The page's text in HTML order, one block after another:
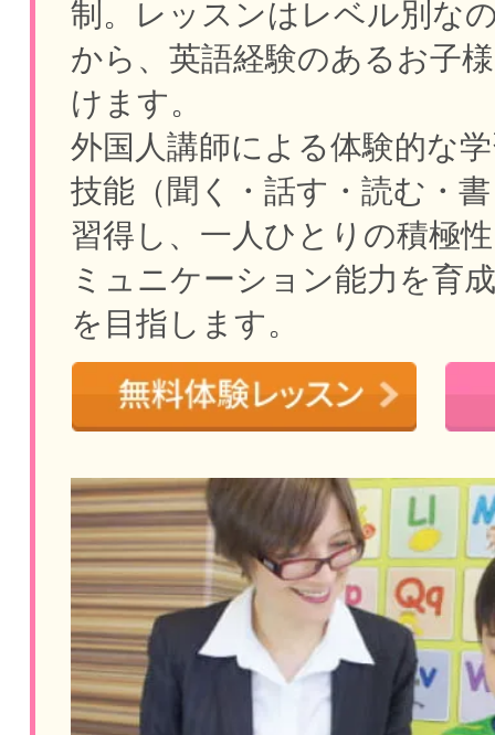
制。
レッスンはレベル別な
から、英語経験のあるお子
けます。
外国人講師による体験的な
技能（聞く・話す・読む・
習得し、一人ひとりの積極
ミュニケーション能力を育
を目指します。